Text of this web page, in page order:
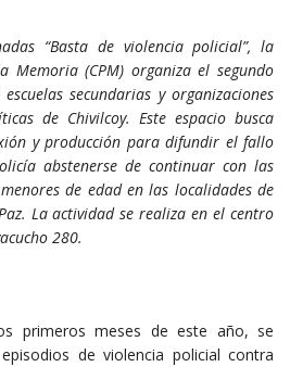
“Basta de violencia policial”, la
Memoria (CPM) organiza el segundo
secundarias y organizaciones
de Chivilcoy. Este espacio busca
y producción para difundir el fallo
abstenerse de continuar con las
de edad en las localidades de
La actividad se realiza en el centro
280.
primeros meses de este año, se
de violencia policial contra